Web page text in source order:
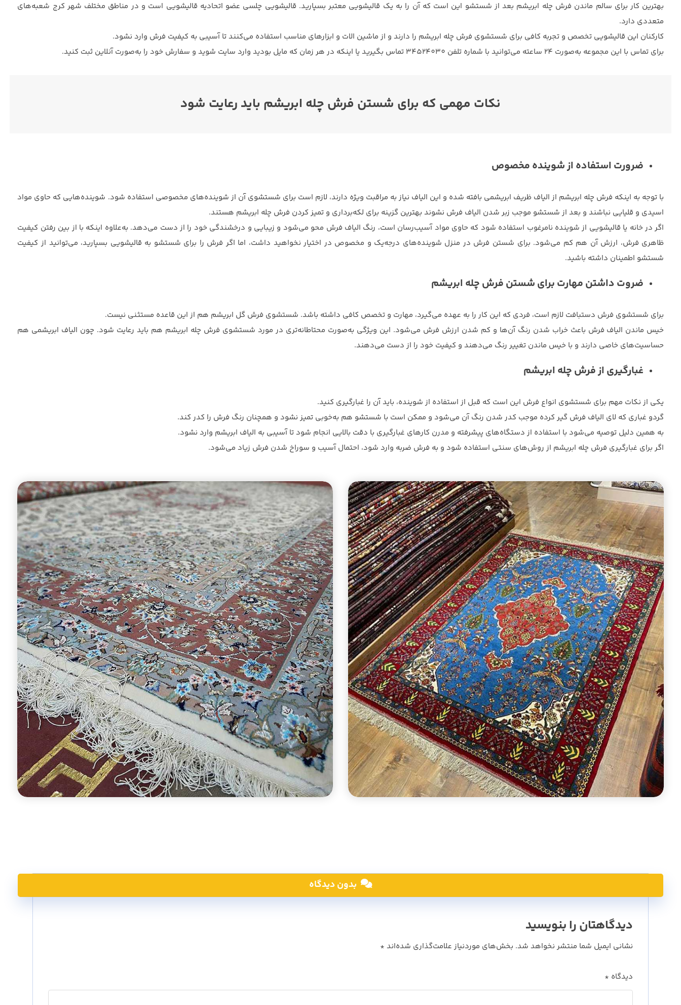
بهترین کار برای سالم ماندن فرش چله ابریشم بعد از شستشو این است که آن را به یک قالیشویی معتبر بسپارید. قالیشویی چلسی عضو اتحادیه قالیشویی است و در مناطق مختلف شهر کرج شعبه‌های
متعددی دارد.
کارکنان این قالیشویی تخصص و تجربه کافی برای شستشوی فرش چله ابریشم را دارند و از ماشین الات و ابزارهای مناسب استفاده می‌کنند تا آسیبی به کیفیت فرش وارد نشود.
برای تماس با این مجموعه به‌صورت 24 ساعته می‌توانید با شماره تلفن 34524030 تماس بگیرید یا اینکه در هر زمان که مایل بودید وارد سایت شوید و سفارش خود را به‌صورت آنلاین ثبت کنید.
نکات مهمی که برای شستن فرش چله ابریشم باید رعایت شود
ضرورت استفاده از شوینده مخصوص
با توجه به اینکه فرش چله ابریشم از الیاف ظریف ابریشمی بافته شده و این الیاف نیاز به مراقبت ویژه دارند، لازم است برای شستشوی آن از شوینده‌های مخصوصی استفاده شود. شوینده‌هایی که حاوی مواد
اسیدی و قلیایی نباشند و بعد از شستشو موجب زبر شدن الیاف فرش نشوند بهترین گزینه برای لکه‌برداری و تمیز کردن فرش چله ابریشم هستند.
اگر در خانه یا قالیشویی از شوینده‌ نامرغوب استفاده شود که حاوی مواد آسیب‌رسان است، رنگ الیاف فرش محو می‌شود و زیبایی و درخشندگی خود را از دست می‌دهد. به‌علاوه اینکه با از بین رفتن کیفیت
ظاهری فرش، ارزش آن هم کم می‌شود. برای شستن فرش در منزل شوینده‌های درجه‌یک و مخصوص در اختیار نخواهید داشت، اما اگر فرش را برای شستشو به قالیشویی بسپارید، می‌توانید از کیفیت
شستشو اطمینان داشته باشید.
ضروت داشتن مهارت برای شستن فرش چله ابریشم
برای شستشوی فرش دستبافت لازم است، فردی که این کار را به عهده می‌گیرد، مهارت و تخصص کافی داشته باشد. شستشوی فرش گل ابریشم هم از این قاعده مستثنی نیست.
خیس ماندن الیاف فرش باعث خراب شدن رنگ آن‌ها و کم شدن ارزش فرش می‌شود. این ویژگی به‌صورت محتاطانه‌تری در مورد شستشوی فرش چله ابریشم هم باید رعایت شود. چون الیاف ابریشمی هم
حساسیت‌های خاصی دارند و با خیس ماندن تغییر رنگ می‌دهند و کیفیت خود را از دست می‌دهند.
غبارگیری از فرش چله ابریشم
یکی از نکات مهم برای شستشوی انواع فرش این است که قبل از استفاده از شوینده، باید آن را غبارگیری کنید.
گردو غباری که لای الیاف فرش گیر کرده موجب کدر شدن رنگ آن می‌شود و ممکن است با شستشو هم به‌خوبی تمیز نشود و همچنان رنگ فرش را کدر کند.
به همین دلیل توصیه می‌شود با استفاده از دستگاه‌های پیشرفته و مدرن کارهای غبارگیری با دقت بالایی انجام شود تا آسیبی به الیاف ابریشم وارد نشود.
اگر برای غبارگیری فرش چله ابریشم از روش‌های سنتی استفاده شود و به فرش ضربه وارد شود، احتمال آسیب و سوراخ شدن فرش زیاد می‌شود.
بدون دیدگاه
دیدگاهتان را بنویسید
نشانی ایمیل شما منتشر نخواهد شد. بخش‌های موردنیاز علامت‌گذاری شده‌اند *
دیدگاه *